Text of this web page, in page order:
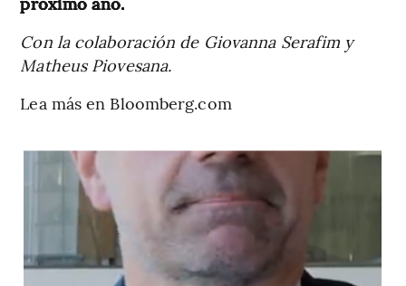
Con la colaboración de Giovanna Serafim y
Matheus Piovesana.
Lea más en Bloomberg.com